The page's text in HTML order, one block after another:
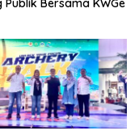
Publik Bersama KWGe